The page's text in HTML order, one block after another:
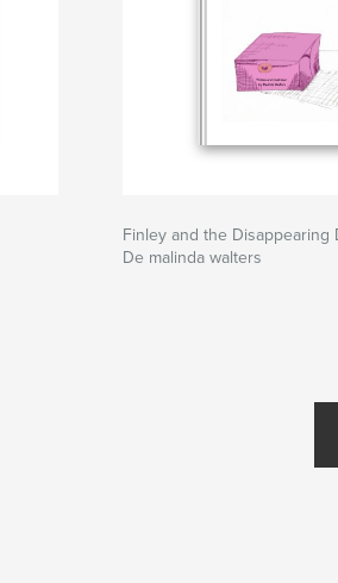
Finley and the Disappearing
De malinda walters